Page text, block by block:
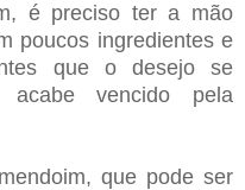
é preciso ter a mão
poucos ingredientes e
que o desejo se
vencido pela
que pode ser